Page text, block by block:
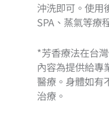
Oil
500ml
沖洗即可。使用
SPA、蒸氣等療
*芳香療法在台
內容為提供給專
醫療。身體如有
治療。